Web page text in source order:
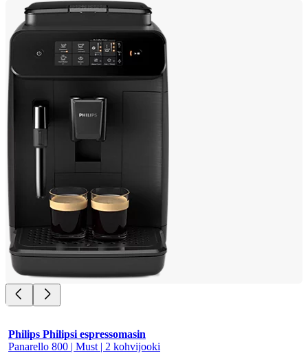
Philips Philipsi espressomasin
Panarello 800 | Must | 2 kohvijooki